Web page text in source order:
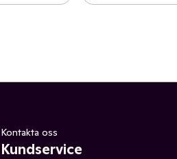
Kontakta oss
Kundservice